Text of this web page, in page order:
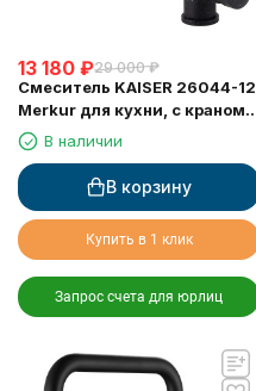
13 180 ₽29 000 ₽
Смеситель KAISER 26044-12
Merkur для кухни, с краном
для питьевой воды, черный
мрамор
В наличии
В корзину
Купить в 1 клик
Запрос счета для юрлиц